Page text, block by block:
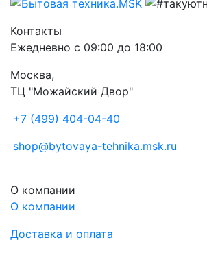
Контакты
Ежедневно с 09:00 до 18:00
Москва,
ТЦ "Можайский Двор"
+7 (499) 404-04-40
shop@bytovaya-tehnika.msk.ru
О компании
О компании
Доставка и оплата